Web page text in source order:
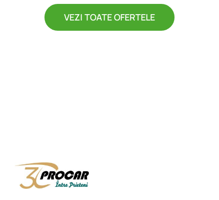
VEZI TOATE OFERTELE